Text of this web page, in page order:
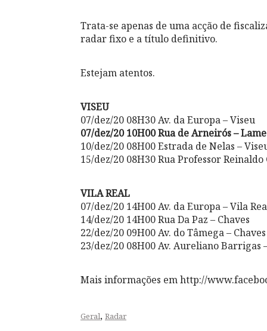
Trata-se apenas de uma acção de
radar fixo e a título definitivo.
Estejam atentos.
VISEU
07/dez/20 08H30 Av. da Europa – Viseu
07/dez/20 10H00 Rua de Arneirós –
10/dez/20 08H00 Estrada de Nelas –
15/dez/20 08H30 Rua Professor Reinaldo
VILA REAL
07/dez/20 14H00 Av. da Europa – Vila
14/dez/20 14H00 Rua Da Paz – Chaves
22/dez/20 09H00 Av. do Tâmega – Chaves
23/dez/20 08H00 Av. Aureliano Barrigas
Mais informações em http://
Geral, Radar